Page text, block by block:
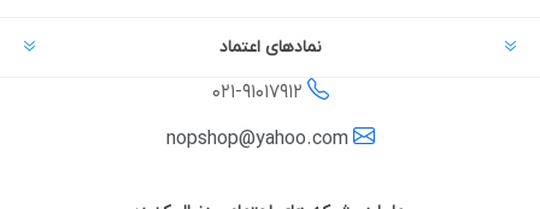
نمادهای اعتماد
021-91017912